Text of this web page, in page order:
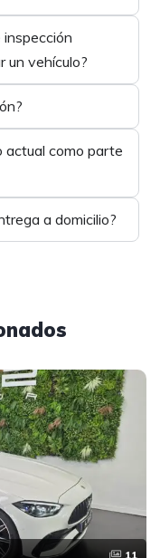
un vehículo?
actual como parte
a domicilio?
11